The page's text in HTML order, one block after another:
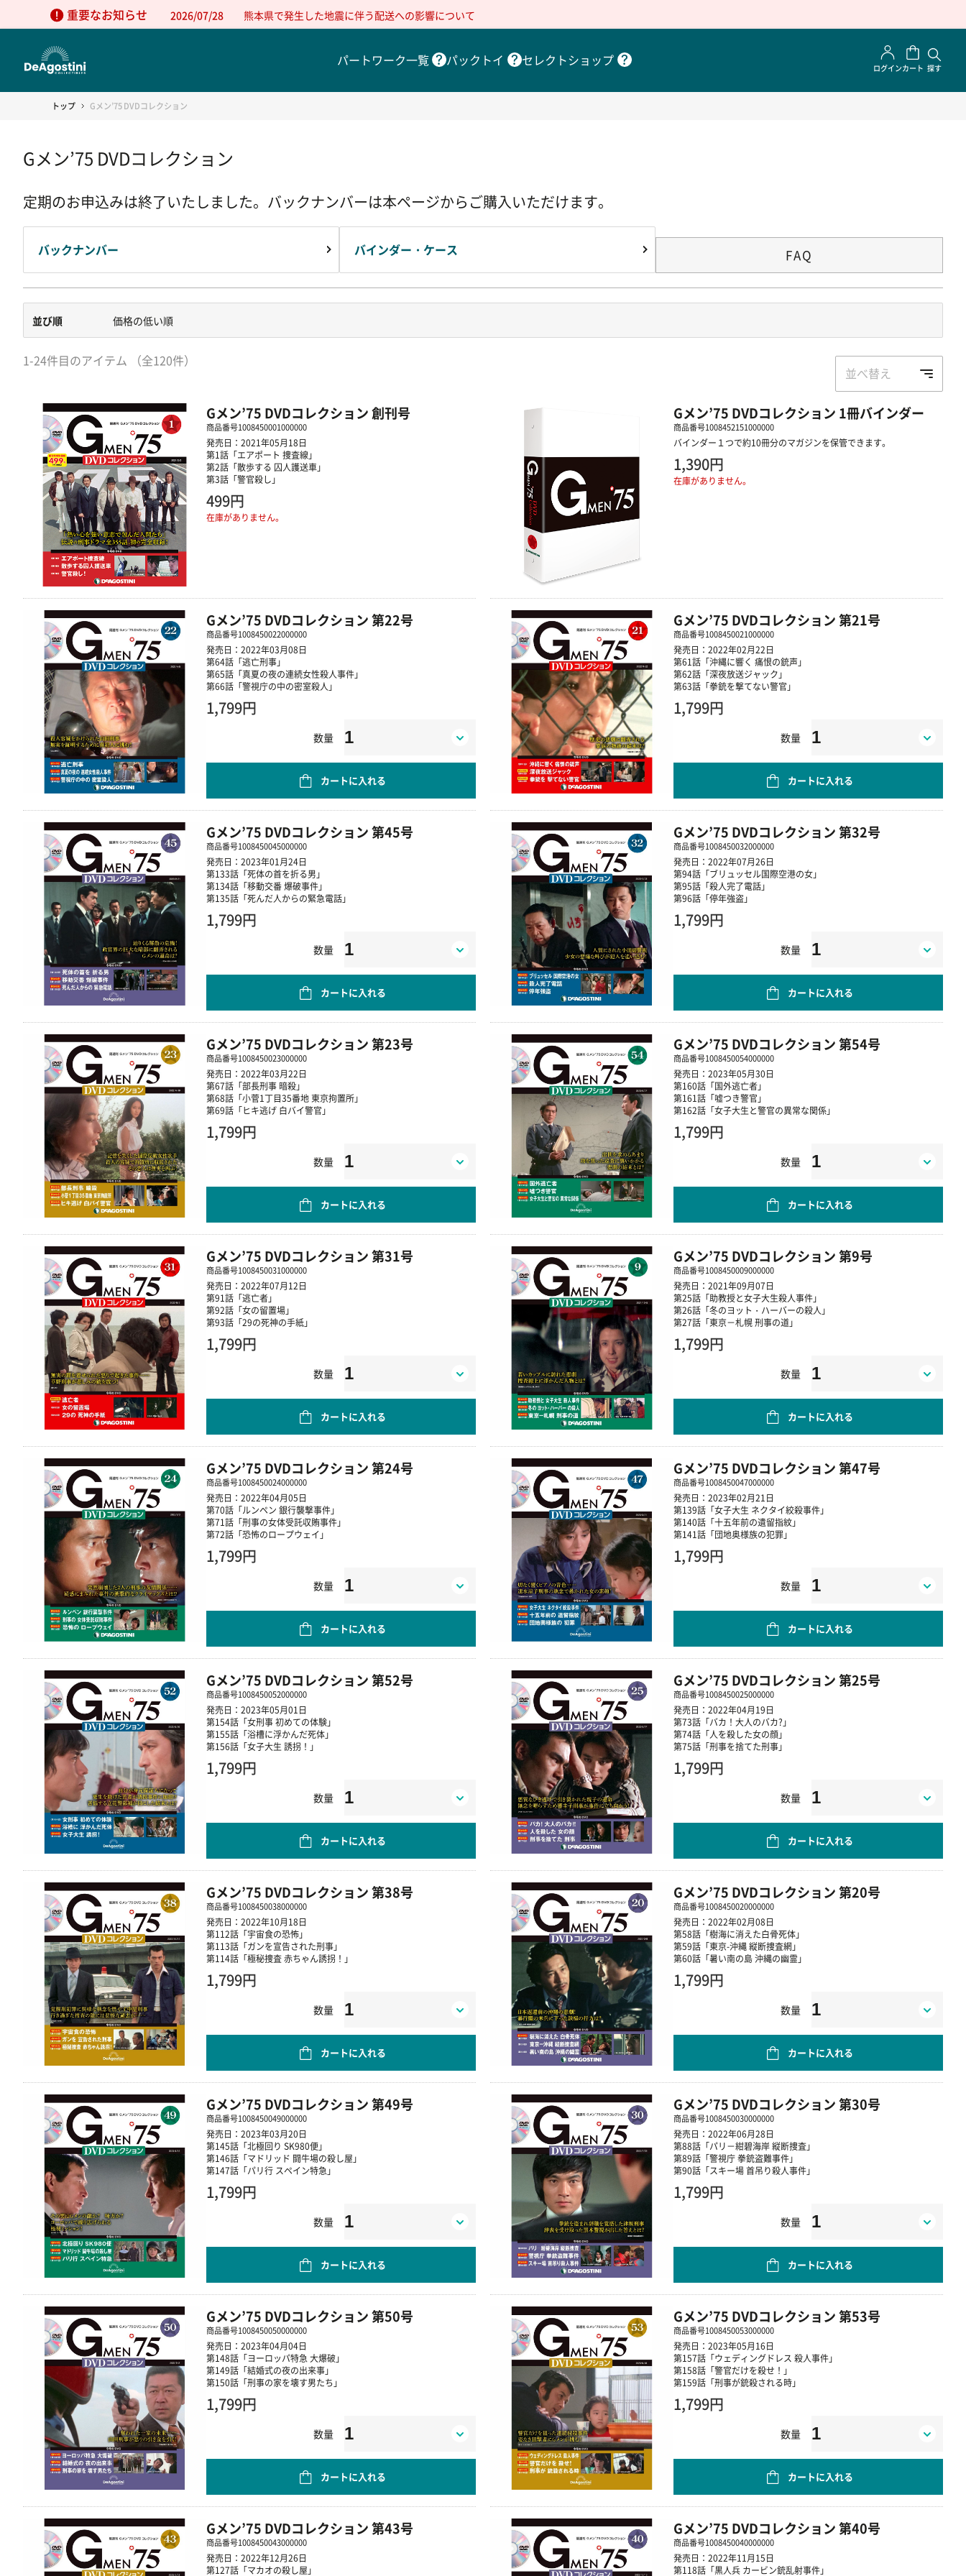
2026/07/28
重要なお知らせ 熊本県で発生した地震に伴う配送への影響について
パートワーク一覧 パックトイ セレクトショップ ログインカート 探す
トップ Gメン’75 DVDコレクション
Gメン’75 DVDコレクション
定期のお申込みは終了いたしました。バックナンバーは本ページからご購入いただけます。
バックナンバー バインダー・ケース FAQ
並び順 価格の低い順
並べ替え
1-24件目のアイテム （全120件）
Gメン’75 DVDコレクション 創刊号
商品番号1008450001000000
発売日：2021年05月18日
第1話「エアポート 捜査線」
第2話「散歩する 囚人護送車」
第3話「警官殺し」
499円
在庫がありません。
Gメン’75 DVDコレクション 1冊バインダー
商品番号1008452151000000
バインダー１つで約10冊分のマガジンを保管できます。
1,390円
在庫がありません。
Gメン’75 DVDコレクション 第22号
商品番号1008450022000000
発売日：2022年03月08日
第64話「逃亡刑事」
第65話「真夏の夜の連続女性殺人事件」
第66話「警視庁の中の密室殺人」
1,799円
数量
カートに入れる
Gメン’75 DVDコレクション 第21号
商品番号1008450021000000
発売日：2022年02月22日
第61話「沖縄に響く 痛恨の銃声」
第62話「深夜放送ジャック」
第63話「拳銃を撃てない警官」
1,799円
数量
カートに入れる
Gメン’75 DVDコレクション 第45号
商品番号1008450045000000
発売日：2023年01月24日
第133話「死体の首を折る男」
第134話「移動交番 爆破事件」
第135話「死んだ人からの緊急電話」
1,799円
数量
カートに入れる
Gメン’75 DVDコレクション 第32号
商品番号1008450032000000
発売日：2022年07月26日
第94話「ブリュッセル国際空港の女」
第95話「殺人完了電話」
第96話「停年強盗」
1,799円
数量
カートに入れる
Gメン’75 DVDコレクション 第23号
商品番号1008450023000000
発売日：2022年03月22日
第67話「部長刑事 暗殺」
第68話「小菅1丁目35番地 東京拘置所」
第69話「ヒキ逃げ 白バイ警官」
1,799円
数量
カートに入れる
Gメン’75 DVDコレクション 第54号
商品番号1008450054000000
発売日：2023年05月30日
第160話「国外逃亡者」
第161話「嘘つき警官」
第162話「女子大生と警官の異常な関係」
1,799円
数量
カートに入れる
Gメン’75 DVDコレクション 第31号
商品番号1008450031000000
発売日：2022年07月12日
第91話「逃亡者」
第92話「女の留置場」
第93話「29の死神の手紙」
1,799円
数量
カートに入れる
Gメン’75 DVDコレクション 第9号
商品番号1008450009000000
発売日：2021年09月07日
第25話「助教授と女子大生殺人事件」
第26話「冬のヨット・ハーバーの殺人」
第27話「東京－札幌 刑事の道」
1,799円
数量
カートに入れる
Gメン’75 DVDコレクション 第24号
商品番号1008450024000000
発売日：2022年04月05日
第70話「ルンペン 銀行襲撃事件」
第71話「刑事の女体受託収賄事件」
第72話「恐怖のロープウェイ」
1,799円
数量
カートに入れる
Gメン’75 DVDコレクション 第47号
商品番号1008450047000000
発売日：2023年02月21日
第139話「女子大生 ネクタイ絞殺事件」
第140話「十五年前の遺留指紋」
第141話「団地奥様族の犯罪」
1,799円
数量
カートに入れる
Gメン’75 DVDコレクション 第52号
商品番号1008450052000000
発売日：2023年05月01日
第154話「女刑事 初めての体験」
第155話「浴槽に浮かんだ死体」
第156話「女子大生 誘拐！」
1,799円
数量
カートに入れる
Gメン’75 DVDコレクション 第25号
商品番号1008450025000000
発売日：2022年04月19日
第73話「バカ！大人のバカ?」
第74話「人を殺した女の顔」
第75話「刑事を捨てた刑事」
1,799円
数量
カートに入れる
Gメン’75 DVDコレクション 第38号
商品番号1008450038000000
発売日：2022年10月18日
第112話「宇宙食の恐怖」
第113話「ガンを宣告された刑事」
第114話「極秘捜査 赤ちゃん誘拐！」
1,799円
数量
カートに入れる
Gメン’75 DVDコレクション 第20号
商品番号1008450020000000
発売日：2022年02月08日
第58話「樹海に消えた白骨死体」
第59話「東京-沖縄 縦断捜査網」
第60話「暑い南の島 沖縄の幽霊」
1,799円
数量
カートに入れる
Gメン’75 DVDコレクション 第49号
商品番号1008450049000000
発売日：2023年03月20日
第145話「北極回り SK980便」
第146話「マドリッド 闘牛場の殺し屋」
第147話「パリ行 スペイン特急」
1,799円
数量
カートに入れる
Gメン’75 DVDコレクション 第30号
商品番号1008450030000000
発売日：2022年06月28日
第88話「パリ－紺碧海岸 縦断捜査」
第89話「警視庁 拳銃盗難事件」
第90話「スキー場 首吊り殺人事件」
1,799円
数量
カートに入れる
Gメン’75 DVDコレクション 第50号
商品番号1008450050000000
発売日：2023年04月04日
第148話「ヨーロッパ特急 大爆破」
第149話「結婚式の夜の出来事」
第150話「刑事の家を壊す男たち」
1,799円
数量
カートに入れる
Gメン’75 DVDコレクション 第53号
商品番号1008450053000000
発売日：2023年05月16日
第157話「ウェディングドレス 殺人事件」
第158話「警官だけを殺せ！」
第159話「刑事が銃殺される時」
1,799円
数量
カートに入れる
Gメン’75 DVDコレクション 第43号
商品番号1008450043000000
発売日：2022年12月26日
第127話「マカオの殺し屋」
Gメン’75 DVDコレクション 第40号
商品番号1008450040000000
発売日：2022年11月15日
第118話「黒人兵 カービン銃乱射事件」